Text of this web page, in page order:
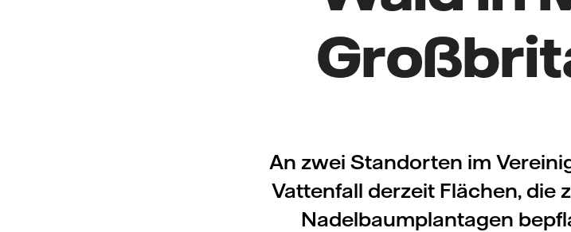
An zwei Standorten im
Vattenfall derzeit Flächen, die
Nadelbaumplantagen